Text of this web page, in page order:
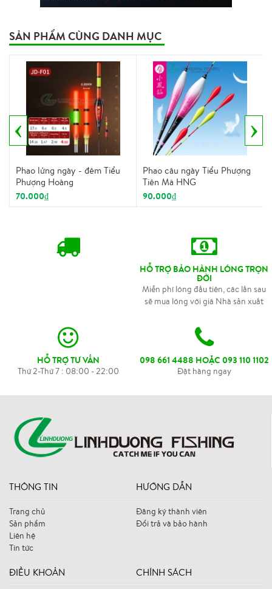
SẢN PHẨM CÙNG DANH MỤC
Phao lửng ngày - đêm Tiểu
Phượng Hoàng
70.000₫
Phao câu ngày Tiểu Phượng
Tiên Mã HNG
90.000₫
‹ ›
HỖ TRỢ BẢO HÀNH LÓNG TRỌN
ĐỜI
Miễn phí lóng đầu tiên, các lần sau
sẽ mua lóng với giá Nhà sản xuất
HỖ TRỢ TƯ VẤN
Thứ 2-Thứ 7 : 08:00 - 22:00
098 661 4488 HOẶC 093 110 1102
Đặt hàng ngay
THÔNG TIN
Trang chủ
Sản phẩm
Liên hệ
Tin tức
HƯỚNG DẪN
Đăng ký thành viên
Đổi trả và bảo hành
ĐIỀU KHOẢN CHÍNH SÁCH